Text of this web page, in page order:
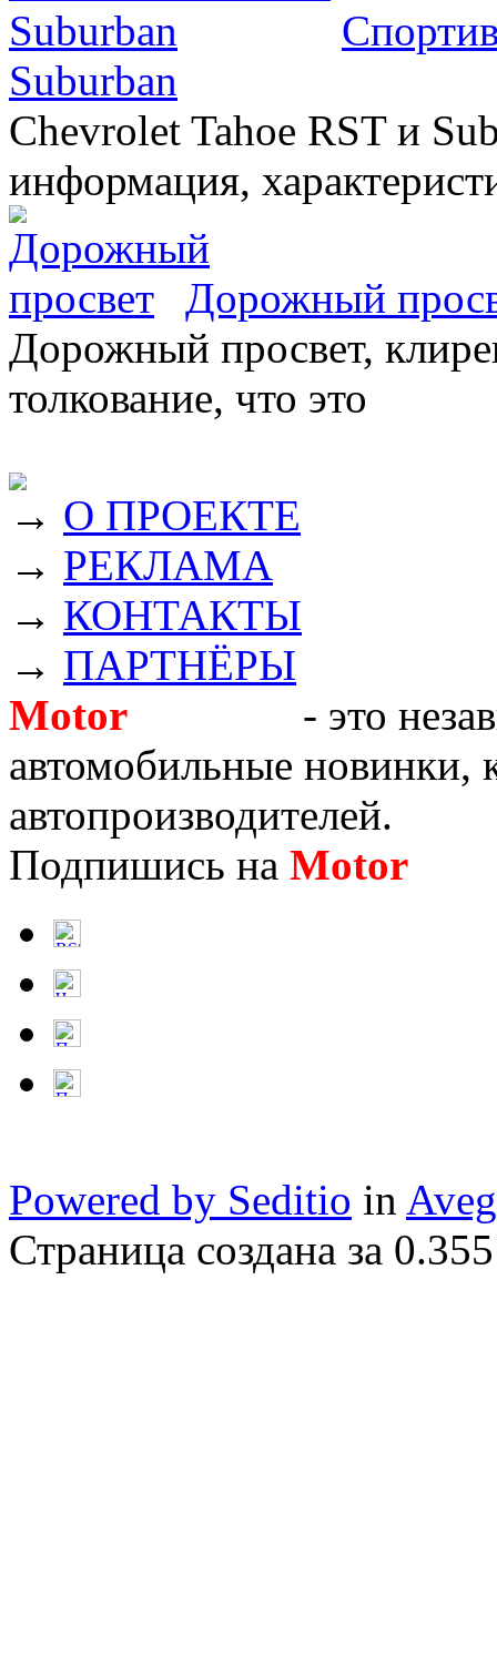
Suburban
Chevrolet Tahoe RST и
информация,
Дорожный
Дорожный просвет,
толкование, что это
→ О ПРОЕКТЕ
→ РЕКЛАМА
→ КОНТАКТЫ
→ ПАРТНЁРЫ
Motor
- это
автомобильные новинки,
автопроизводителей.
Подпишись на Motor
Powered by Seditio in
Страница создана за